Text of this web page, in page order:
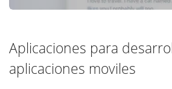
Aplicaciones para
aplicaciones moviles